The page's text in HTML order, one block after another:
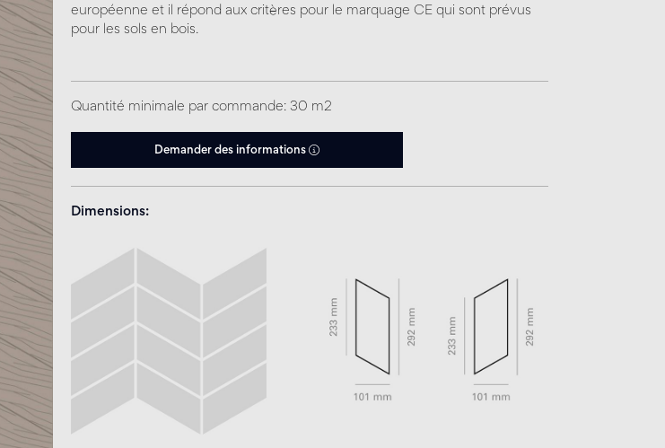
européenne et il répond aux critères pour le marquage CE qui sont prévus
pour les sols en bois.
Quantité minimale par commande: 30 m2
Demander des informations
Dimensions